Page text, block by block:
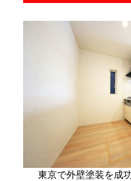
東京で外壁塗装を成